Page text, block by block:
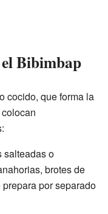
Bibimbap
cocido, que forma la
salteadas o
brotes de
por separado